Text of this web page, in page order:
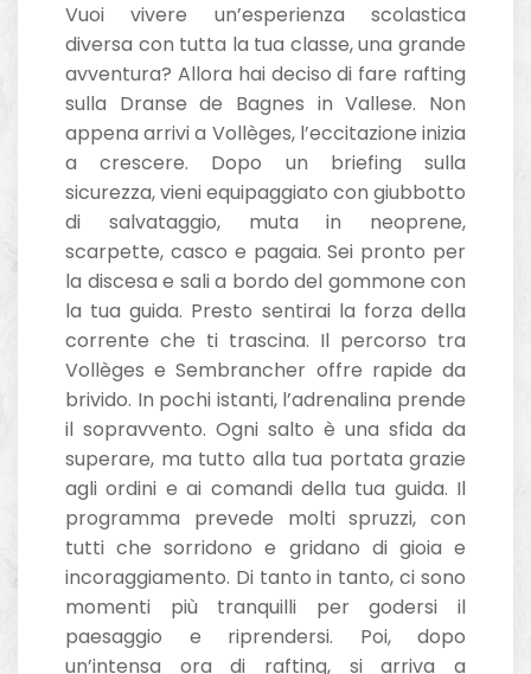
Vuoi vivere un’esperienza scolastica
diversa con tutta la tua classe, una grande
avventura? Allora hai deciso di fare rafting
sulla Dranse de Bagnes in Vallese. Non
appena arrivi a Vollèges, l’eccitazione inizia
a crescere. Dopo un briefing sulla
sicurezza, vieni equipaggiato con giubbotto
di salvataggio, muta in neoprene,
scarpette, casco e pagaia. Sei pronto per
la discesa e sali a bordo del gommone con
la tua guida. Presto sentirai la forza della
corrente che ti trascina. Il percorso tra
Vollèges e Sembrancher offre rapide da
brivido. In pochi istanti, l’adrenalina prende
il sopravvento. Ogni salto è una sfida da
superare, ma tutto alla tua portata grazie
agli ordini e ai comandi della tua guida. Il
programma prevede molti spruzzi, con
tutti che sorridono e gridano di gioia e
incoraggiamento. Di tanto in tanto, ci sono
momenti più tranquilli per godersi il
paesaggio e riprendersi. Poi, dopo
un’intensa ora di rafting, si arriva a